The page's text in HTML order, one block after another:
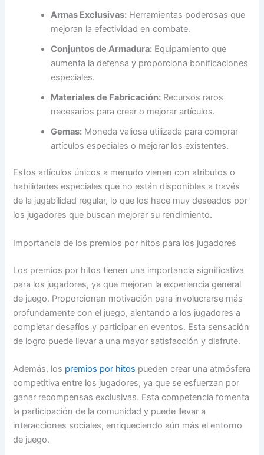
Armas Exclusivas: Herramientas poderosas que
mejoran la efectividad en combate.
Conjuntos de Armadura: Equipamiento que
aumenta la defensa y proporciona bonificaciones
especiales.
Materiales de Fabricación: Recursos raros
necesarios para crear o mejorar artículos.
Gemas: Moneda valiosa utilizada para comprar
artículos especiales o mejorar los existentes.
Estos artículos únicos a menudo vienen con atributos o
habilidades especiales que no están disponibles a través
de la jugabilidad regular, lo que los hace muy deseados por
los jugadores que buscan mejorar su rendimiento.
Importancia de los premios por hitos para los jugadores
Los premios por hitos tienen una importancia significativa
para los jugadores, ya que mejoran la experiencia general
de juego. Proporcionan motivación para involucrarse más
profundamente con el juego, alentando a los jugadores a
completar desafíos y participar en eventos. Esta sensación
de logro puede llevar a una mayor satisfacción y disfrute.
Además, los premios por hitos pueden crear una atmósfera
competitiva entre los jugadores, ya que se esfuerzan por
ganar recompensas exclusivas. Esta competencia fomenta
la participación de la comunidad y puede llevar a
interacciones sociales, enriqueciendo aún más el entorno
de juego.